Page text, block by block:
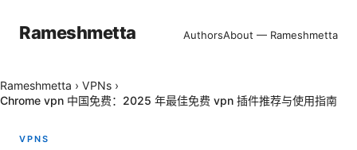
Rameshmetta AuthorsAbout — Rameshmetta
Rameshmetta › VPNs ›
Chrome vpn 中国免费：2025 年最佳免费 vpn 插件推荐与使用指南
VPNS